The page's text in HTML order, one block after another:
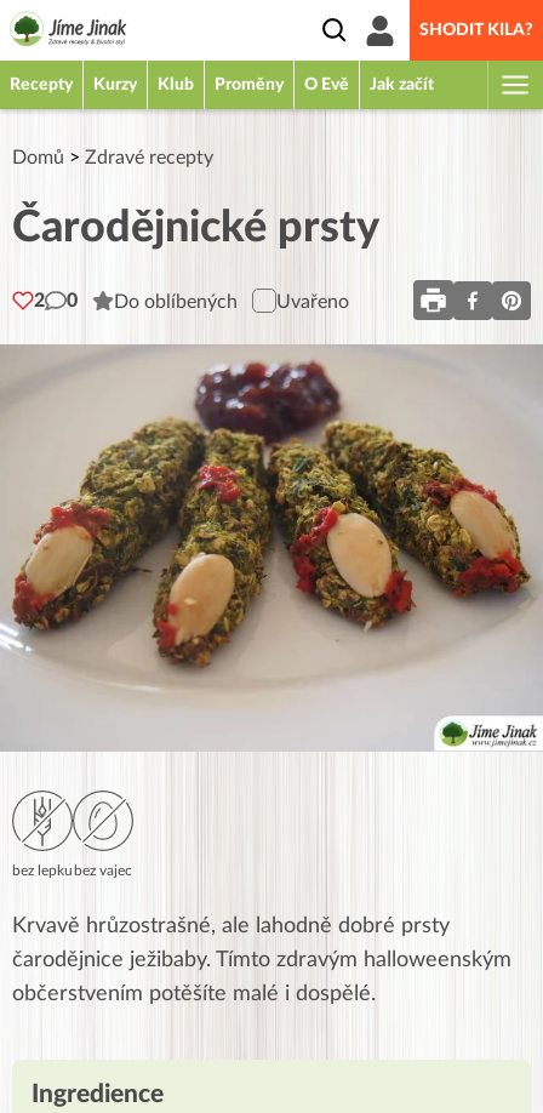
SHODIT KILA?
Recepty Kurzy Klub Proměny O Evě Jak začít
Domů > Zdravé recepty
Čarodějnické prsty
2 0 Do oblíbených Uvařeno
bez lepku bez vajec
Krvavě hrůzostrašné, ale lahodně dobré prsty
čarodějnice ježibaby. Tímto zdravým halloweenským
občerstvením potěšíte malé i dospělé.
Ingredience